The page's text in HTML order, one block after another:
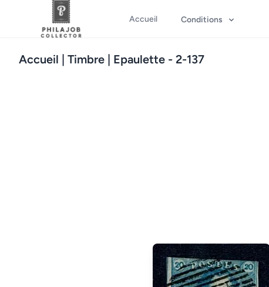
Accueil Conditions
Accueil | Timbre | Epaulette - 2-137